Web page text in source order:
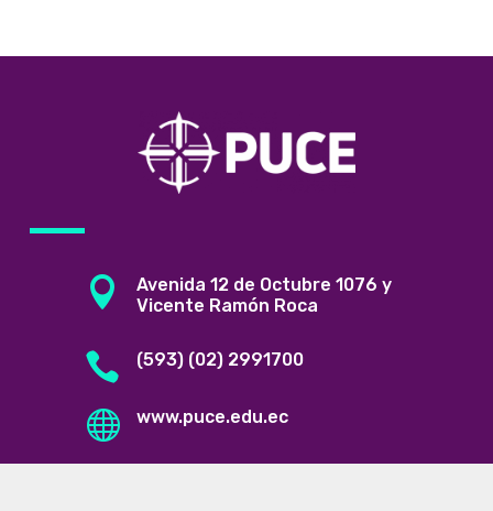

Avenida 12 de Octubre 1076 y
Vicente Ramón Roca
 (593) (02) 2991700
 www.puce.edu.ec